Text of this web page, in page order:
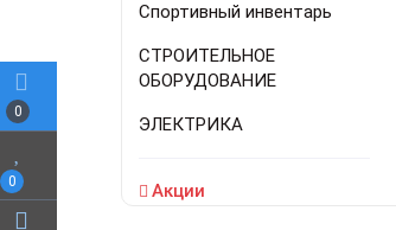
0
0
Спортивный инвентарь
СТРОИТЕЛЬНОЕ
ОБОРУДОВАНИЕ
ЭЛЕКТРИКА
Акции